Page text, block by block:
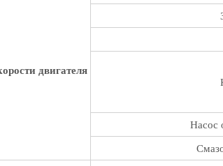
двигателя
Насос